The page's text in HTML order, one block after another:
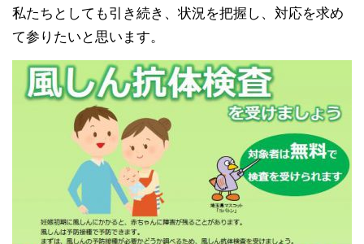
私たちとしても引き続き、状況を把握し、対応を求め
て参りたいと思います。